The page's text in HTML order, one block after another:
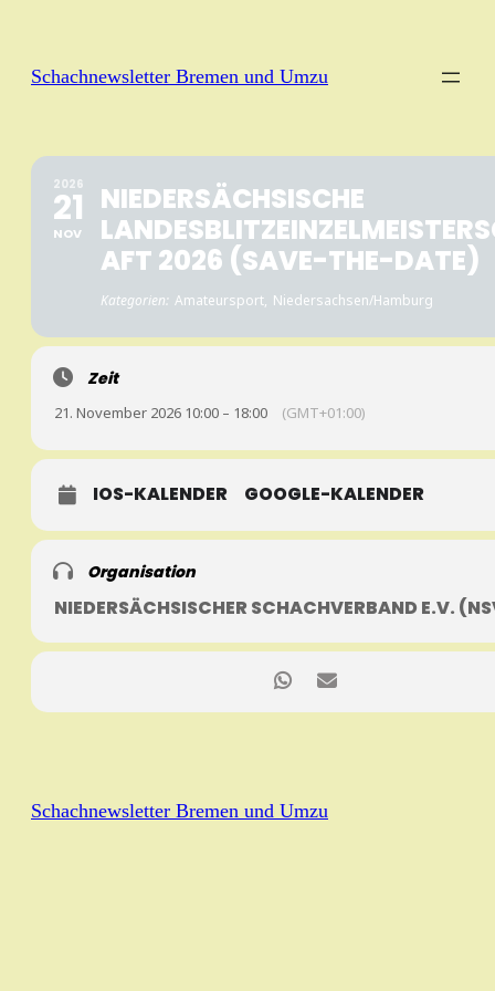
Schachnewsletter Bremen und Umzu
2026
21
NOV
NIEDERSÄCHSISCHE
AFT 2026 (SAVE-THE-DATE)
Kategorien: Amateursport, Niedersachsen/Hamburg
Zeit
21. November 2026 10:00 – 18:00 (GMT+01:00)
IOS-KALENDER GOOGLE-KALENDER
Organisation
NIEDERSÄCHSISCHER SCHACHVERBAND E.V.
Schachnewsletter Bremen und Umzu